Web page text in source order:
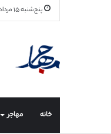
پنج‌شنبه ۱۵ مرداد ۱۴۰۵
خانه مهاجر